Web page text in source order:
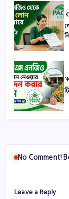
No Comment!
Leave a Reply